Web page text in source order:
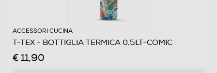
ACCESSORI CUCINA
T-TEX - BOTTIGLIA TERMICA 0,5LT-COMIC
€ 11,90